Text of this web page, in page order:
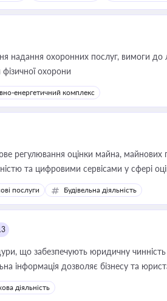
надання охоронних послуг, вимоги до
фізичної охорони
енергетичний комплекс
регулювання оцінки майна, майнових
та цифровими сервісами у сфері
власника бізнесу, керівника, юриста
корпоративних угод і перевірки
послуги Будівельна діяльність
що забезпечують юридичну
інформація дозволяє бізнесу та
їх належне прийняття органами
діяльність